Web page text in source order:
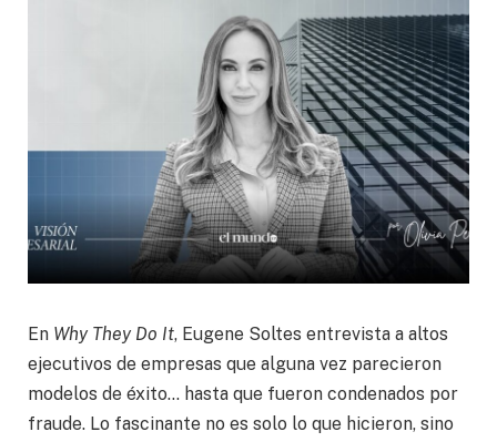
En Why They Do It, Eugene Soltes entrevista a altos
ejecutivos de empresas que alguna vez parecieron
modelos de éxito… hasta que fueron condenados por
fraude. Lo fascinante no es solo lo que hicieron, sino